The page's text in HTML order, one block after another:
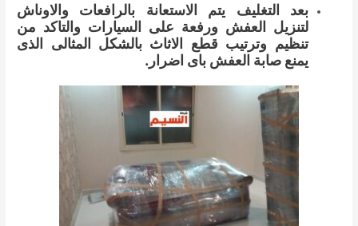
بعد التغليف يتم الاستعانة بالرافعات والاوناش
لتنزيل العفش ورفعة على السيارات والتاكد من
تنظيم وترتيب قطع الاثاث بالشكل المثالى الذى
يمنع صابة العفش باى اضرار.